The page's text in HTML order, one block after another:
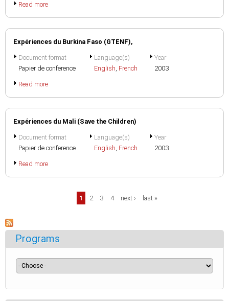
Read more
Expériences du Burkina Faso (GTENF),
Document format
Papier de conference
Language(s)
English, French
Year
2003
Read more
Expériences du Mali (Save the Children)
Document format
Papier de conference
Language(s)
English, French
Year
2003
Read more
1 2 3 4 next › last »
Programs